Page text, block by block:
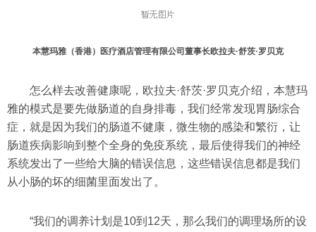
本慧玛雅（香港）医疗酒店管理有限公司董事长欧拉夫·舒茨·罗贝克
怎么样去改善健康呢，欧拉夫·舒茨·罗贝克介绍，本慧玛
雅的模式是要先做肠道的自身排毒，我们经常发现胃肠综合
症，就是因为我们的肠道不健康，微生物的感染和繁衍，让
肠道疾病影响到整个全身的免疫系统，最后使得我们的神经
系统发出了一些给大脑的错误信息，这些错误信息都是我们
从小肠的坏的细菌里面发出了。
“我们的调养计划是10到12天，那么我们的调理场所的设